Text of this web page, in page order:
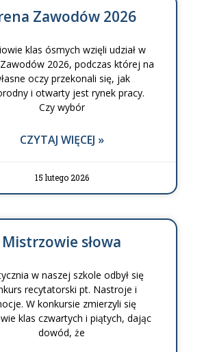
Zawodów 2026
klas ósmych wzięli udział w
2026, podczas której na
oczy przekonali się, jak
i otwarty jest rynek pracy.
Czy wybór
CZYTAJ WIĘCEJ »
15 lutego 2026
Mistrzowie słowa
w naszej szkole odbył się
recytatorski pt. Nastroje i
W konkursie zmierzyli się
klas czwartych i piątych, dając
dowód, że